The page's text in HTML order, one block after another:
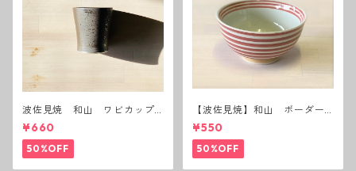
波佐見焼 和山 ワビカップ
黒錆 3種(アウトレット）
¥660
50%OFF
【波佐見焼】和山 ボーダー
茶碗 赤
¥550
50%OFF